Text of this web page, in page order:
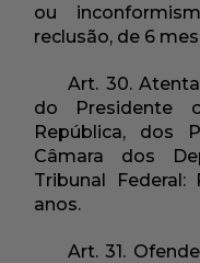
ou
reclusão, de 6
Art. 30. Atentar
do Presidente
República, dos
Câmara dos
Tribunal
anos.
Art. 31.